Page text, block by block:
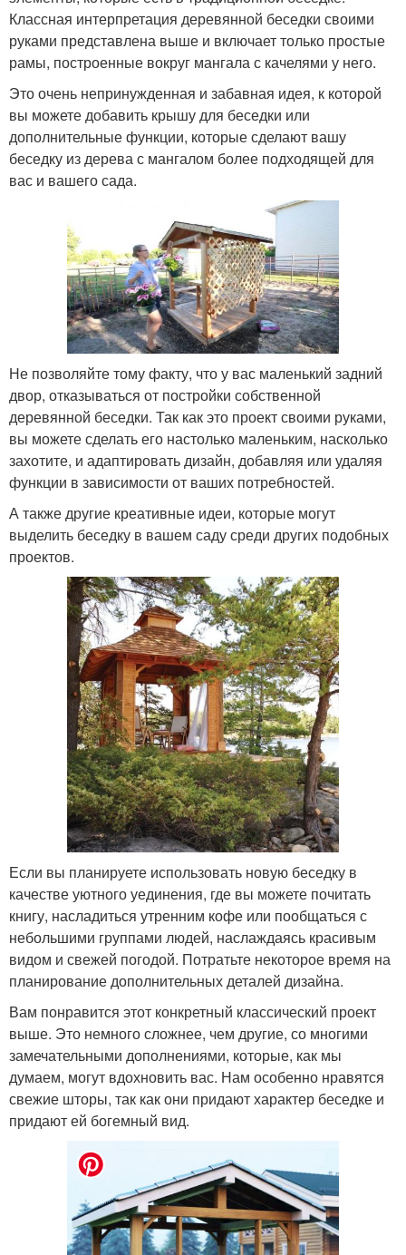
Классная интерпретация деревянной беседки своими
руками представлена выше и включает только простые
рамы, построенные вокруг мангала с качелями у него.
Это очень непринужденная и забавная идея, к которой
вы можете добавить крышу для беседки или
дополнительные функции, которые сделают вашу
беседку из дерева с мангалом более подходящей для
вас и вашего сада.
Не позволяйте тому факту, что у вас маленький задний
двор, отказываться от постройки собственной
деревянной беседки. Так как это проект своими руками,
вы можете сделать его настолько маленьким, насколько
захотите, и адаптировать дизайн, добавляя или удаляя
функции в зависимости от ваших потребностей.
А также другие креативные идеи, которые могут
выделить беседку в вашем саду среди других подобных
проектов.
Если вы планируете использовать новую беседку в
качестве уютного уединения, где вы можете почитать
книгу, насладиться утренним кофе или пообщаться с
небольшими группами людей, наслаждаясь красивым
видом и свежей погодой. Потратьте некоторое время на
планирование дополнительных деталей дизайна.
Вам понравится этот конкретный классический проект
выше. Это немного сложнее, чем другие, со многими
замечательными дополнениями, которые, как мы
думаем, могут вдохновить вас. Нам особенно нравятся
свежие шторы, так как они придают характер беседке и
придают ей богемный вид.